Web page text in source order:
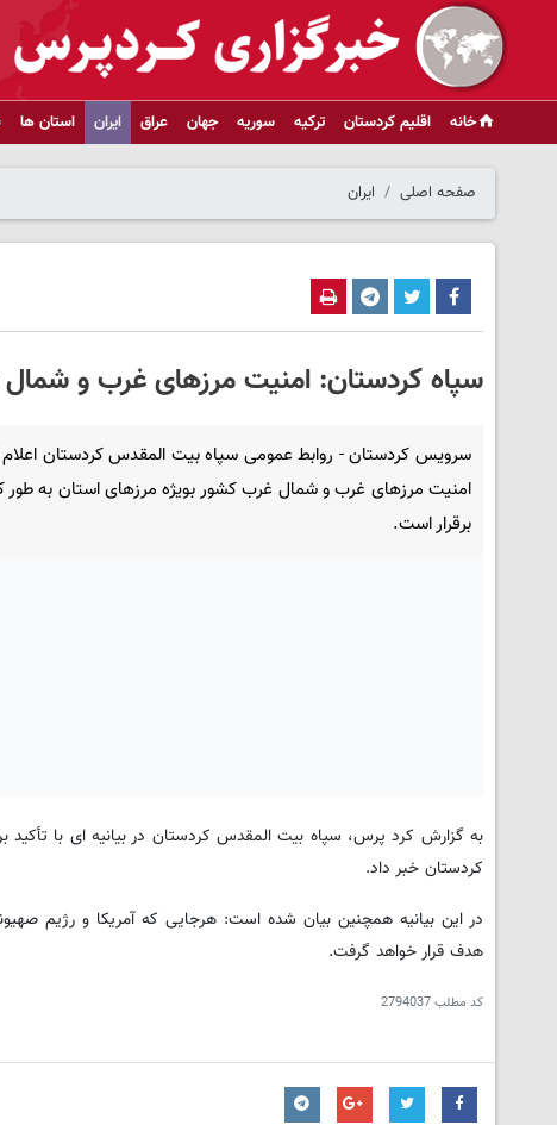
خانه اقلیم کردستان ترکیه سوریه جهان عراق ایران استان ها
صفحه اصلی ایران
سپاه کردستان: امنیت مرزهای غرب و
سرویس کردستان - روابط عمومی سپاه بیت المقدس کردستان اعلام
امنیت مرزهای غرب و شمال غرب کشور بویژه مرزهای استان به طور
برقرار است.
به گزارش کرد پرس، سپاه بیت المقدس کردستان در بیانیه ای با تأکید
کردستان خبر داد.
در این بیانیه همچنین بیان شده است: هرجایی که آمریکا و رژیم
هدف قرار خواهد گرفت.
کد مطلب2794037